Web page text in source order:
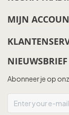
MIJN
NIEUWSBRIEF
Abonneer je op